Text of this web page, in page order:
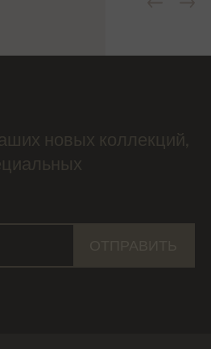
новых коллекций,